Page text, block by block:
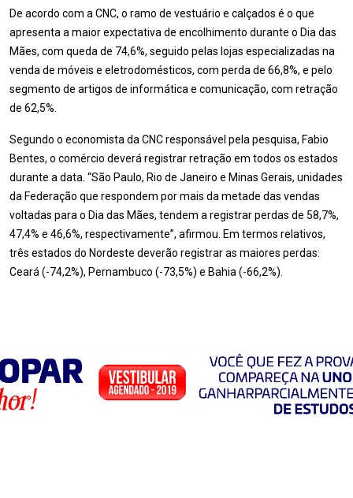
De acordo com a CNC, o ramo de vestuário e calçados é o que
apresenta a maior expectativa de encolhimento durante o Dia das
Mães, com queda de 74,6%, seguido pelas lojas especializadas na
venda de móveis e eletrodomésticos, com perda de 66,8%, e pelo
segmento de artigos de informática e comunicação, com retração
de 62,5%.
Segundo o economista da CNC responsável pela pesquisa, Fabio
Bentes, o comércio deverá registrar retração em todos os estados
durante a data. “São Paulo, Rio de Janeiro e Minas Gerais, unidades
da Federação que respondem por mais da metade das vendas
voltadas para o Dia das Mães, tendem a registrar perdas de 58,7%,
47,4% e 46,6%, respectivamente”, afirmou. Em termos relativos,
três estados do Nordeste deverão registrar as maiores perdas:
Ceará (-74,2%), Pernambuco (-73,5%) e Bahia (-66,2%).